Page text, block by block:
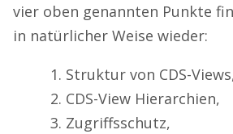
vier oben genannten Punkte
in natürlicher Weise wieder:
Struktur von CDS-
CDS-View Hierarchien,
Zugriffsschutz,